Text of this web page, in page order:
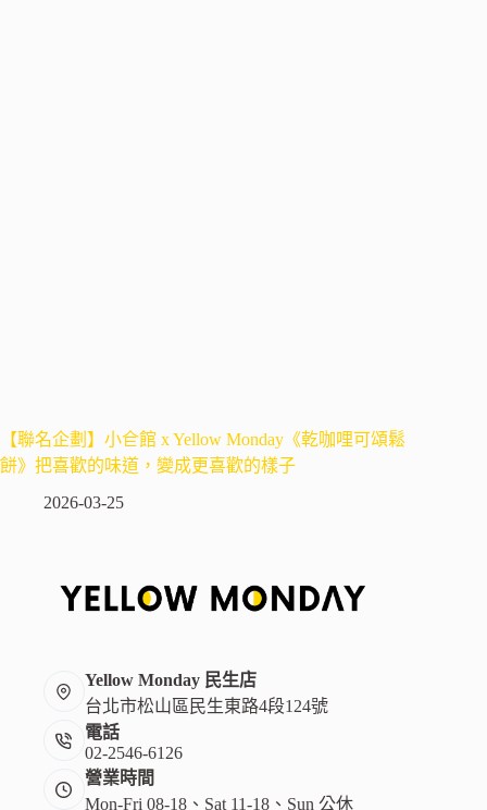
【聯名企劃】小仺館 x Yellow Monday《乾咖哩可頌鬆
餅》把喜歡的味道，變成更喜歡的樣子
2026-03-25
Yellow Monday 民生店
台北市松山區民生東路4段124號
電話
02-2546-6126
營業時間
Mon-Fri 08-18、Sat 11-18、Sun 公休